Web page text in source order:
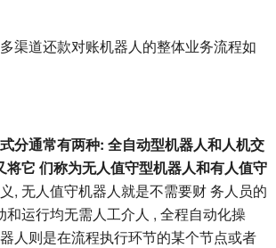
渠道还款对账机器人的整体业务流程如
分通常有两种: 全自动型机器人和人机交
将它 们称为无人值守型机器人和有人值守
, 无人值守机器人就是不需要财 务人员的
和运行均无需人工介人 , 全程自动化操
人则是在流程执行环节的某个节点或者